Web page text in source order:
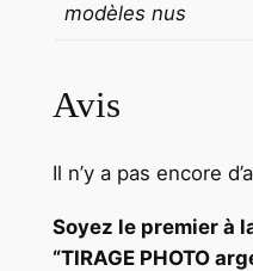
C
P
N
P
N
modèles nus
Avis
Il n’y a pas encore
Soyez le premier à
“TIRAGE PHOTO